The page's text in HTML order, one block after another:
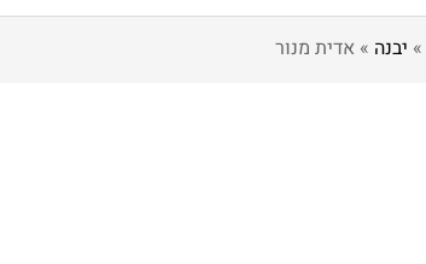
» יבנה »אדית מנור